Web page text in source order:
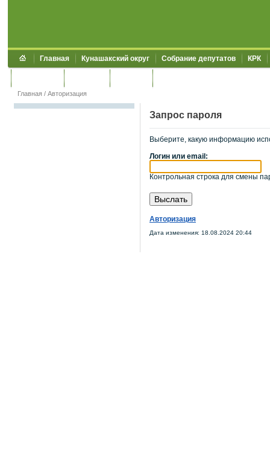
Главная Кунашакский округ Собрание депутатов КРК
Главная / Авторизация
Запрос пароля
Выберите, какую информацию
Логин или email:
Контрольная строка для смены
Авторизация
Дата изменения: 18.08.2024 20:44